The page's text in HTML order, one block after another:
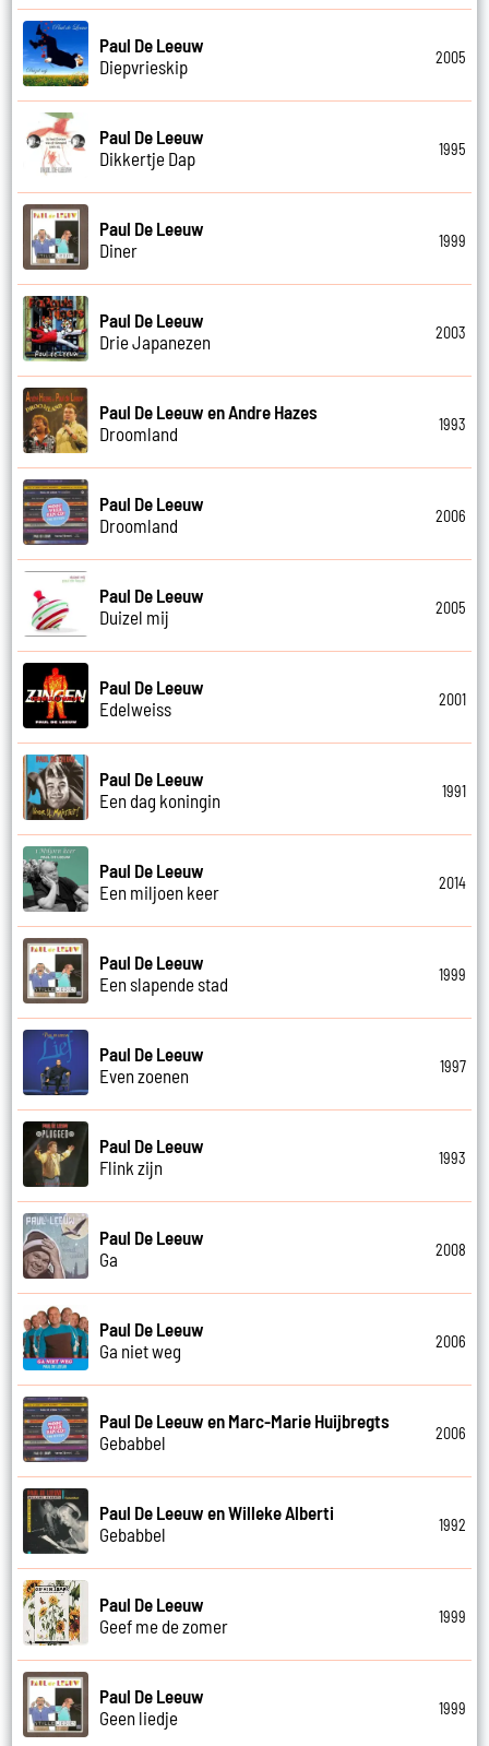
Paul De Leeuw
Diepvrieskip
2005
Paul De Leeuw
Dikkertje Dap
1995
Paul De Leeuw
Diner
1999
Paul De Leeuw
Drie Japanezen
2003
Paul De Leeuw en Andre Hazes
Droomland
1993
Paul De Leeuw
Droomland
2006
Paul De Leeuw
Duizel mij
2005
Paul De Leeuw
Edelweiss
2001
Paul De Leeuw
Een dag koningin
1991
Paul De Leeuw
Een miljoen keer
2014
Paul De Leeuw
Een slapende stad
1999
Paul De Leeuw
Even zoenen
1997
Paul De Leeuw
Flink zijn
1993
Paul De Leeuw
Ga
2008
Paul De Leeuw
Ga niet weg
2006
Paul De Leeuw en Marc-Marie Huijbregts
Gebabbel
2006
Paul De Leeuw en Willeke Alberti
Gebabbel
1992
Paul De Leeuw
Geef me de zomer
1999
Paul De Leeuw
Geen liedje
1999